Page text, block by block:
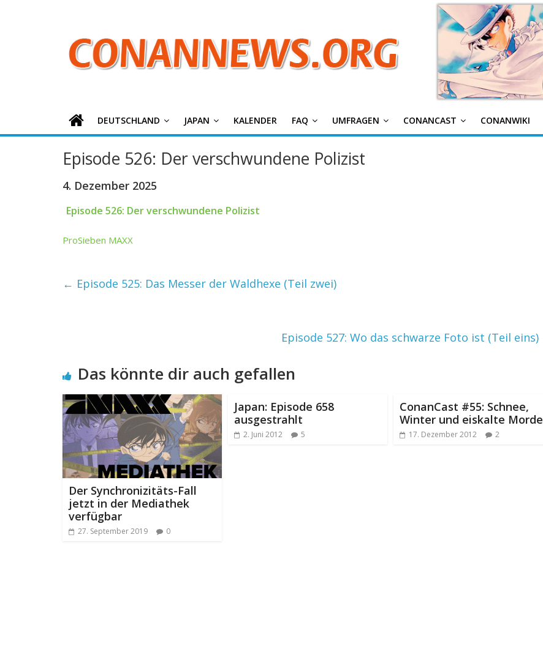
Detektiv
Conan
News
DEUTSCHLAND JAPAN KALENDER FAQ UMFRAGEN CONANCAST CONANWIKI
Episode 526: Der verschwundene Polizist
4. Dezember 2025
Episode 526: Der verschwundene Polizist
ProSieben MAXX
← Episode 525: Das Messer der Waldhexe (Teil zwei)
Episode 527: Wo das schwarze Foto ist (Teil eins)
Das könnte dir auch gefallen
Der Synchronizitäts-Fall
jetzt in der Mediathek
verfügbar
27. September 2019 0
Japan: Episode 658
ausgestrahlt
2. Juni 2012 5
ConanCast #55: Schnee,
Winter und eiskalte Morde
17. Dezember 2012 2